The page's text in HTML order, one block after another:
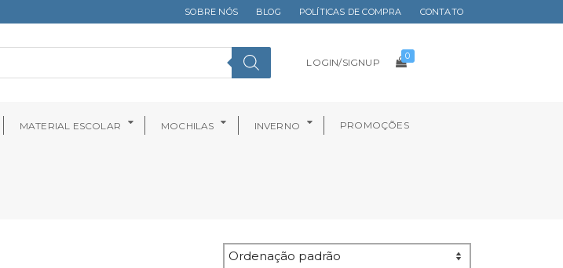
SOBRE NÓS BLOG POLÍTICAS DE COMPRA CONTATO
LOGIN/SIGNUP
0
MATERIAL ESCOLAR MOCHILAS INVERNO PROMOÇÕES